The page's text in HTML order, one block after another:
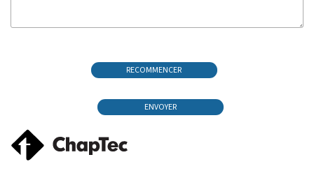
RECOMMENCER
ENVOYER